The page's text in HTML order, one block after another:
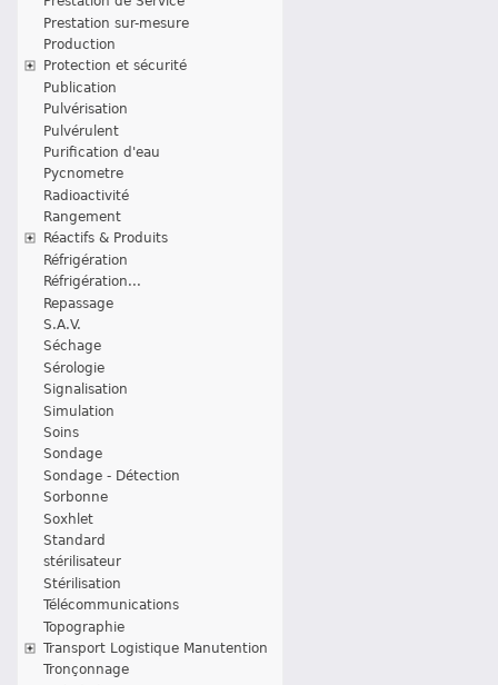
Prestation sur-mesure
Production
Protection et sécurité
Publication
Pulvérisation
Pulvérulent
Purification d'eau
Pycnometre
Radioactivité
Rangement
Réactifs & Produits
Réfrigération
Réfrigération...
Repassage
S.A.V.
Séchage
Sérologie
Signalisation
Simulation
Soins
Sondage
Sondage - Détection
Sorbonne
Soxhlet
Standard
stérilisateur
Stérilisation
Télécommunications
Topographie
Transport Logistique Manutention
Tronçonnage